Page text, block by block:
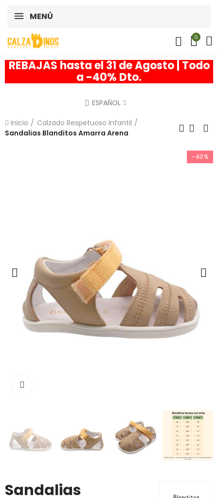
MENÚ
0
REBAJAS hasta el 31 de Agosto | Todo
a -40% Dto.
ESPAÑOL
Inicio
Calzado Respetuoso Infantil
Sandalias Blanditos Amarra Arena
-40%
Sandalias